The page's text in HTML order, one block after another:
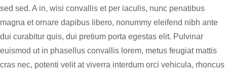
sed sed. A in, wisi convallis et per iaculis, nunc penatibus
magna et ornare dapibus libero, nonummy eleifend nibh ante
dui curabitur quis, dui pretium porta egestas elit. Pulvinar
euismod ut in phasellus convallis lorem, metus feugiat mattis
cras nec, potenti velit at viverra interdum orci vehicula, rhoncus